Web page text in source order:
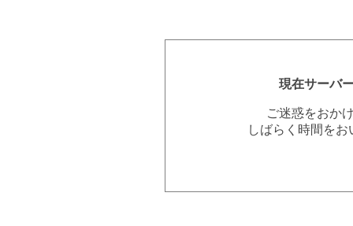
現在サーバ
ご迷惑をおか
しばらく時間を